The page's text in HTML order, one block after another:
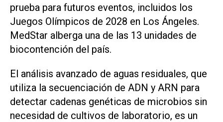
prueba para futuros eventos, incluidos los
Juegos Olímpicos de 2028 en Los Ángeles.
MedStar alberga una de las 13 unidades de
biocontención del país.
El análisis avanzado de aguas residuales, que
utiliza la secuenciación de ADN y ARN para
detectar cadenas genéticas de microbios sin
necesidad de cultivos de laboratorio, es un